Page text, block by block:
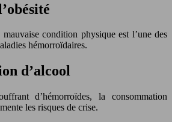
condition physique est l’une des
hémorroïdaires.
d’alcool
d’hémorroïdes, la consommation
les risques de crise.